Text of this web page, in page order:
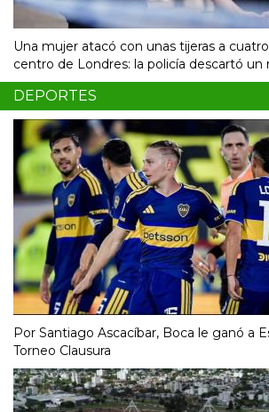
Una mujer atacó con unas tijeras a
centro de Londres: la policía descartó un
DEPORTES
Por Santiago Ascacíbar, Boca le ganó a
Torneo Clausura